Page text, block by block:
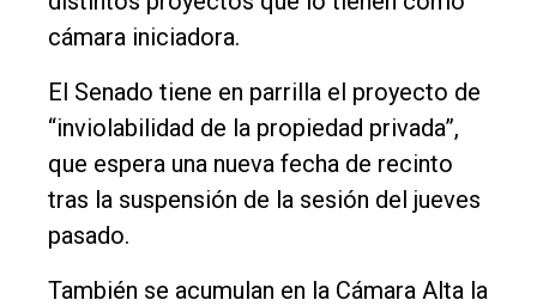
cámara iniciadora.
El Senado tiene en parrilla el proyecto de
“inviolabilidad de la propiedad privada”,
que espera una nueva fecha de recinto
tras la suspensión de la sesión del jueves
pasado.
También se acumulan en la Cámara Alta la